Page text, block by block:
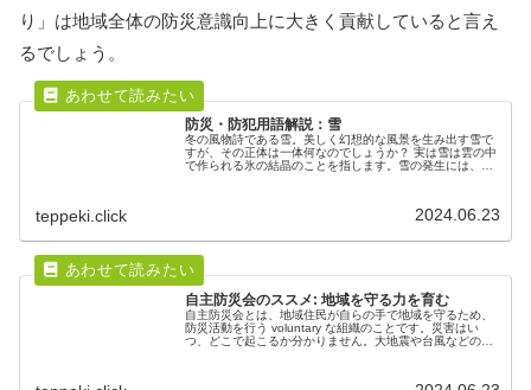
り」は地域全体の防災意識向上に大きく貢献していると言え
るでしょう。
防災・防犯用語解説：雪
冬の風物詩である雪。美しく幻想的な風景を生み出す雪で
すが、その正体は一体何なのでしょうか？ 実は雪は雲の中
で作られる氷の結晶のことを指します。雪の発生には、い
に、氷晶核にさらに水蒸気がくっついていきます。水蒸気
はわずかに上昇します。この温度差によって、水蒸気は直
接氷に変化し、六角形の美しい結晶を形成していくので
す。こうして成長した氷の結晶はやがて地上に降ってきま
す。地上付近の気温が氷点下であれば雪として観測されま
すが、気温が0℃以上になると溶けて雨になります。同じ雲
から雪と雨が降ることもあるのは、このためです。
teppeki.click 2024.06.23
自主防災会のススメ: 地域を守る力を育む
自主防災会とは、地域住民が自らの手で地域を守るため、
防災活動を行う voluntary な組織のことです。災害はい
つ、どこで起こるか分かりません。大地震や台風などの災